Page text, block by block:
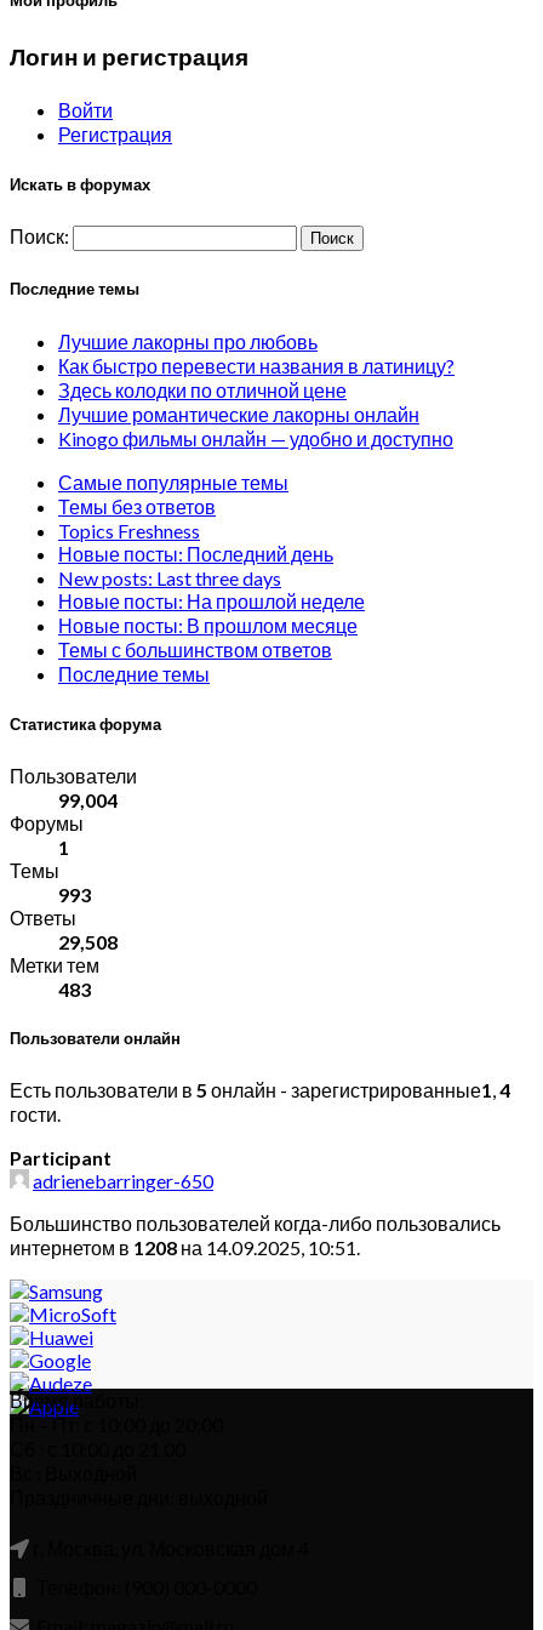
Логин и регистрация
Войти
Регистрация
Искать в форумах
Поиск:
Последние темы
Лучшие лакорны про любовь
Как быстро перевести названия в латиницу?
Здесь колодки по отличной цене
Лучшие романтические лакорны онлайн
Kinogo фильмы онлайн — удобно и доступно
Самые популярные темы
Темы без ответов
Topics Freshness
Новые посты: Последний день
New posts: Last three days
Новые посты: На прошлой неделе
Новые посты: В прошлом месяце
Темы с большинством ответов
Последние темы
Статистика форума
Пользователи
99,004
Форумы
1
Темы
993
Ответы
29,508
Метки тем
483
Пользователи онлайн
Есть пользователи в 5 онлайн - зарегистрированные1,4
гости.
Participant
adrienebarringer-650
Большинство пользователей когда-либо пользовались
интернетом в 1208 на 14.09.2025, 10:51.
Время работы:
Пн – Пт: с 10:00 до 20:00